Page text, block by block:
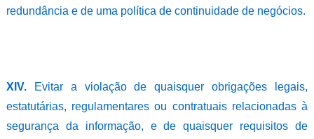
redundância e de uma política de continuidade de negócios.
XIV.Evitar a violação de quaisquer obrigações legais,
estatutárias, regulamentares ou contratuais relacionadas à
segurança da informação, e de quaisquer requisitos de